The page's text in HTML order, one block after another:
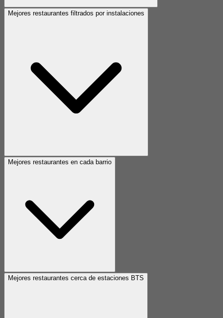
Mejores restaurantes filtrados por instalaciones
Mejores restaurantes en cada barrio
Mejores restaurantes cerca de estaciones BTS